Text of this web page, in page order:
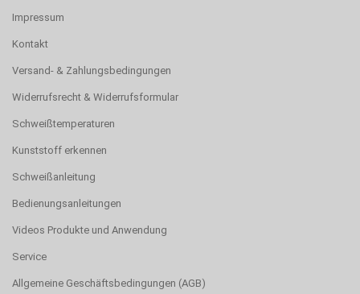
Impressum
Kontakt
Versand- & Zahlungsbedingungen
Widerrufsrecht & Widerrufsformular
Schweißtemperaturen
Kunststoff erkennen
Schweißanleitung
Bedienungsanleitungen
Videos Produkte und Anwendung
Service
Allgemeine Geschäftsbedingungen (AGB)